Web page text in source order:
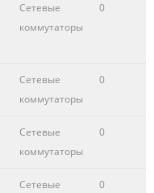
Сетевые
коммутаторы
0
Сетевые
коммутаторы
0
Сетевые
коммутаторы
0
Сетевые
0